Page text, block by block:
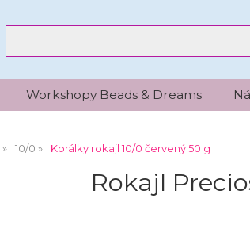
Workshopy Beads & Dreams
10/0 Korálky rokajl 10/0 červený 50 g
Rokajl